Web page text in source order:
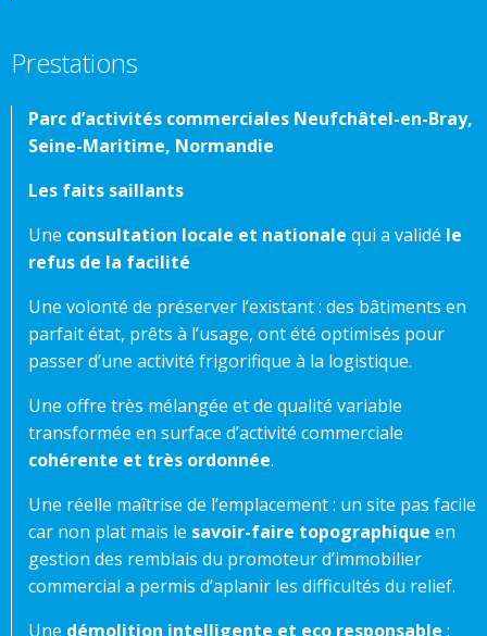
Prestations
Parc d’activités commerciales Neufchâtel-en-Bray,
Seine-Maritime, Normandie
Les faits saillants
Une consultation locale et nationale qui a validé le
refus de la facilité
Une volonté de préserver l’existant : des bâtiments en
parfait état, prêts à l’usage, ont été optimisés pour
passer d’une activité frigorifique à la logistique.
Une offre très mélangée et de qualité variable
transformée en surface d’activité commerciale
cohérente et très ordonnée.
Une réelle maîtrise de l’emplacement : un site pas facile
car non plat mais le savoir-faire topographique en
gestion des remblais du promoteur d’immobilier
commercial a permis d’aplanir les difficultés du relief.
Une démolition intelligente et eco responsable :